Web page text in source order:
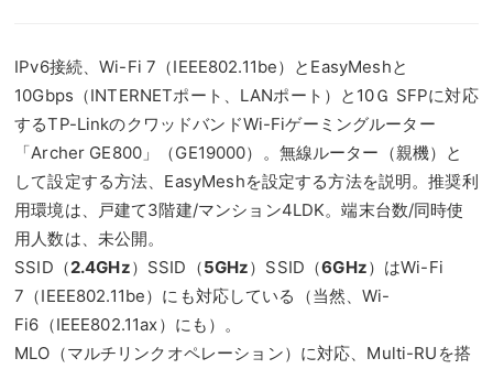
IPv6接続、Wi-Fi 7（IEEE802.11be）とEasyMeshと
10Gbps（INTERNETポート、LANポート）と10Ｇ SFPに対応
するTP-LinkのクワッドバンドWi-Fiゲーミングルーター
「Archer GE800」（GE19000）。無線ルーター（親機）と
して設定する方法、EasyMeshを設定する方法を説明。推奨利
用環境は、戸建て3階建/マンション4LDK。端末台数/同時使
用人数は、未公開。
SSID（2.4GHz）SSID（5GHz）SSID（6GHz）はWi-Fi
7（IEEE802.11be）にも対応している（当然、Wi-
Fi6（IEEE802.11ax）にも）。
MLO（マルチリンクオペレーション）に対応、Multi-RUを搭